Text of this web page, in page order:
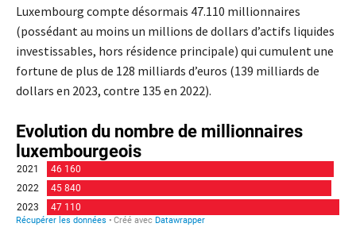
Luxembourg compte désormais 47.110 millionnaires
(possédant au moins un millions de dollars d’actifs liquides
investissables, hors résidence principale) qui cumulent une
fortune de plus de 128 milliards d’euros (139 milliards de
dollars en 2023, contre 135 en 2022).